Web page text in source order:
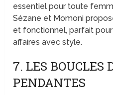
essentiel pour toute
Sézane et Momoni
et fonctionnel, parfait
affaires avec style.
7. LES BOUCLES
PENDANTES